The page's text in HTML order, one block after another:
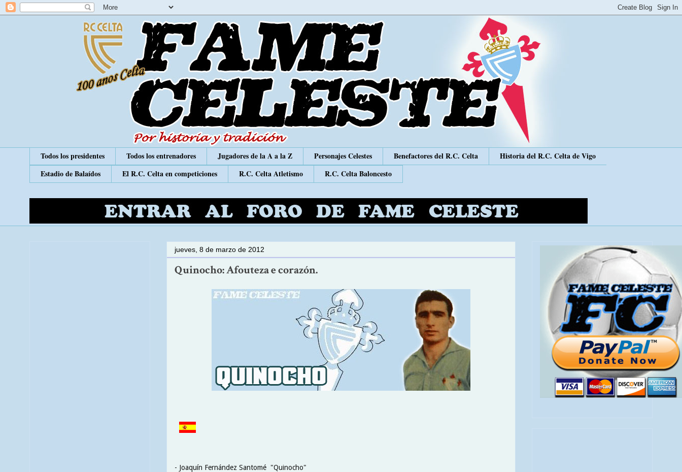
Todos los presidentes Todos los entrenadores Jugadores de la A a la Z Personajes Celestes Benefactores del R.C. Celta
Historia del R.C. Celta de Vigo
Estadio de Balaídos
El R.C. Celta en competiciones R.C. Celta Atletismo R.C. Celta Baloncesto
jueves, 8 de marzo de 2012
Quinocho: Afouteza e corazón.
- Joaquín Fernández Santomé "Quinocho"